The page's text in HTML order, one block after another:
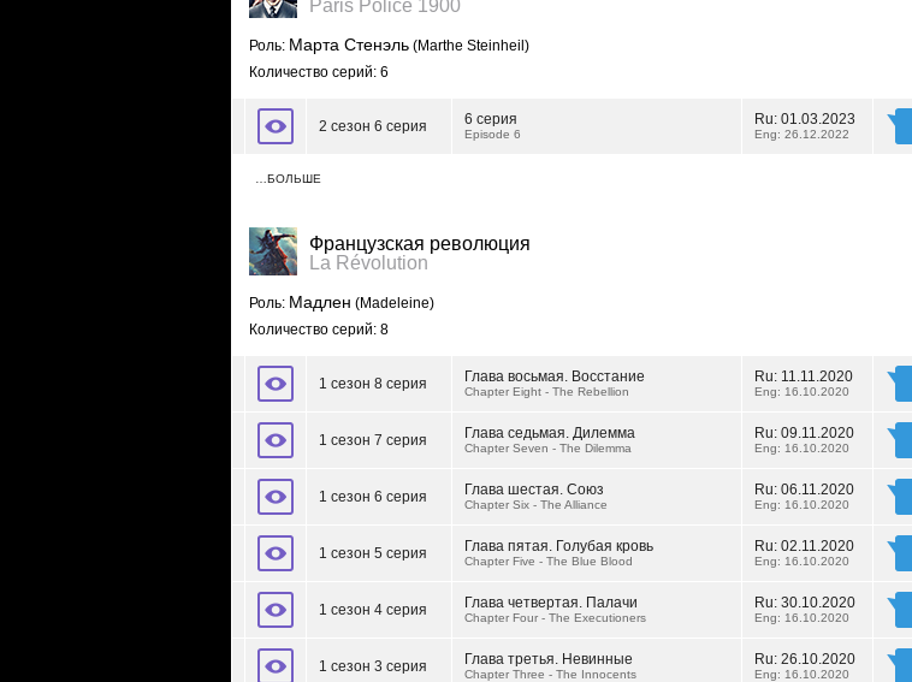
Paris Police 1900
Роль: Марта Стенэль (Marthe Steinheil)
Количество серий: 6
2 сезон 6 серия 6 серия
Episode 6
Ru: 01.03.2023
Eng: 26.12.2022
…БОЛЬШЕ
Французская революция
La Révolution
Роль: Мадлен (Madeleine)
Количество серий: 8
1 сезон 8 серия Глава восьмая. Восстание
Chapter Eight - The Rebellion
Ru: 11.11.2020
Eng: 16.10.2020
1 сезон 7 серия Глава седьмая. Дилемма
Chapter Seven - The Dilemma
Ru: 09.11.2020
Eng: 16.10.2020
1 сезон 6 серия Глава шестая. Союз
Chapter Six - The Alliance
Ru: 06.11.2020
Eng: 16.10.2020
1 сезон 5 серия Глава пятая. Голубая кровь
Chapter Five - The Blue Blood
Ru: 02.11.2020
Eng: 16.10.2020
1 сезон 4 серия Глава четвертая. Палачи
Chapter Four - The Executioners
Ru: 30.10.2020
Eng: 16.10.2020
1 сезон 3 серия Глава третья. Невинные
Chapter Three - The Innocents
Ru: 26.10.2020
Eng: 16.10.2020